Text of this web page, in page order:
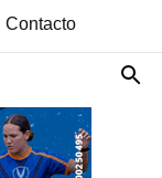
Contacto